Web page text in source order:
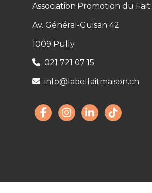
Association Promotion du Fait
Av. Général-Guisan 42
1009 Pully
021 721 07 15
info@labelfaitmaison.ch